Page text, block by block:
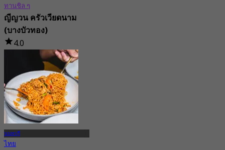
ทานชิล ๆ
ญีญวน ครัวเวียดนาม
(บางบัวทอง)
4.0
13 การจอง
฿ 212.5
นนทบุรี
ไทย